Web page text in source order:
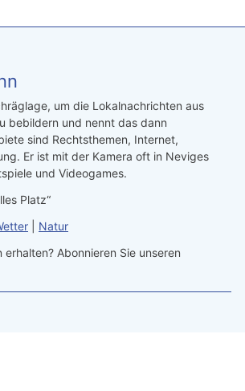
um die Lokalnachrichten aus
bebildern und nennt das dann
sind Rechtsthemen, Internet,
Er ist mit der Kamera oft in Neviges
und Videogames.
Platz“
Natur
Abonnieren Sie unseren